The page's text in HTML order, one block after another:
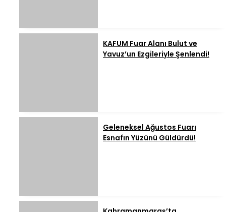
KAFUM Fuar Alanı Bulut ve
Yavuz’un Ezgileriyle Şenlendi!
Geleneksel Ağustos Fuarı
Esnafın Yüzünü Güldürdü!